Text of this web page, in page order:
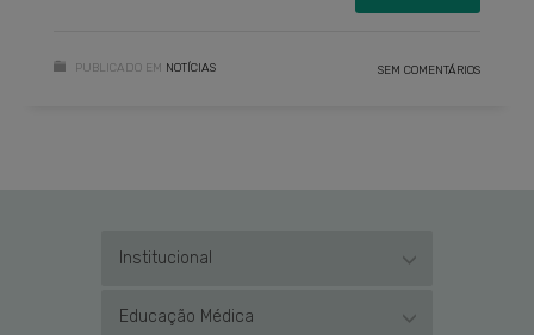
PUBLICADO EM NOTÍCIAS SEM COMENTÁRIOS
Institucional
Educação Médica